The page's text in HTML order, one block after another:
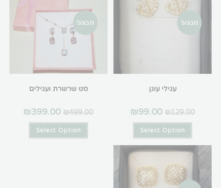
מבצע!
עגילי עוגן
₪129.00
₪99.00
Select Option
מבצע!
סט שרשרת ועגילים
₪499.00
₪399.00
Select Option